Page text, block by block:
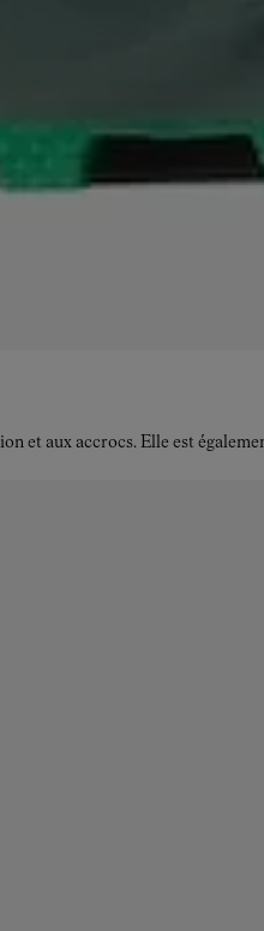
et aux accrocs. Elle est